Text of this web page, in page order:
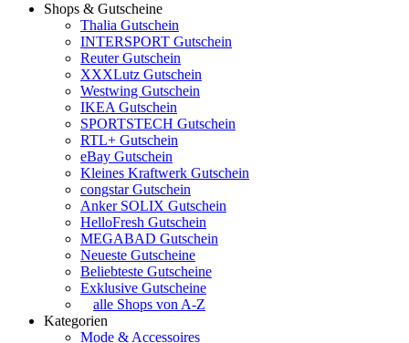
Shops & Gutscheine
Thalia Gutschein
INTERSPORT Gutschein
Reuter Gutschein
XXXLutz Gutschein
Westwing Gutschein
IKEA Gutschein
SPORTSTECH Gutschein
RTL+ Gutschein
eBay Gutschein
Kleines Kraftwerk Gutschein
congstar Gutschein
Anker SOLIX Gutschein
HelloFresh Gutschein
MEGABAD Gutschein
Neueste Gutscheine
Beliebteste Gutscheine
Exklusive Gutscheine
alle Shops von A-Z
Kategorien
Mode & Accessoires